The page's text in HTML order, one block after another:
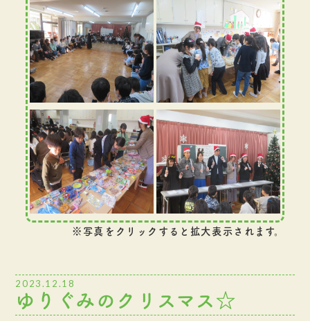
※写真をクリックすると拡大表示されます。
2023.12.18
ゆりぐみのクリスマス☆